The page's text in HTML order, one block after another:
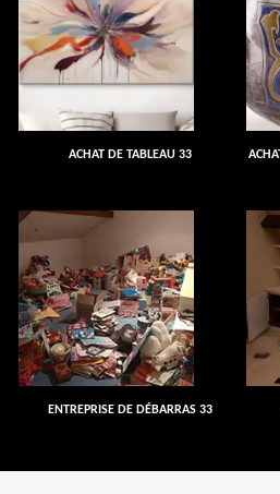
ACHAT DE TABLEAU 33
ENTREPRISE DE DÉBARRAS 33